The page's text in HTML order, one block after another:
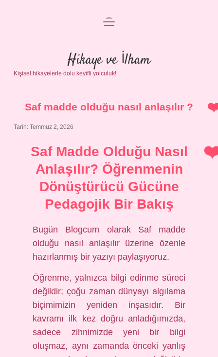
Anasayfa
Gizlilik Politikası
Yasal Uyarı
menüyü
Hikaye ve İlham
Kişisel hikayelerle dolu keyifli yolculuk!
Saf madde olduğu nasıl anlaşılır ?
Tarih: Temmuz 2, 2026
Saf Madde Olduğu Nasıl
Anlaşılır? Öğrenmenin
Dönüştürücü Gücüne
Pedagojik Bir Bakış
Bugün Blogcum olarak Saf madde
olduğu nasıl anlaşılır üzerine özenle
hazırlanmış bir yazıyı paylaşıyoruz.
Öğrenme, yalnızca bilgi edinme süreci
değildir; çoğu zaman dünyayı algılama
biçimimizin yeniden inşasıdır. Bir
kavramı ilk kez doğru anladığımızda,
sadece zihnimizde yeni bir bilgi
oluşmaz, aynı zamanda önceki yanlış